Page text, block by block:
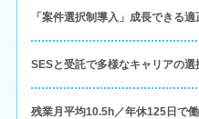
「案件選択制導入」成長できる
SESと受託で多様なキャリアの選
残業月平均10.5h／年休125日で